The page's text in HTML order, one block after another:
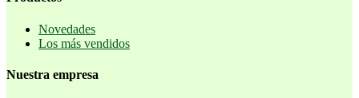
Novedades
Los más vendidos
Nuestra empresa